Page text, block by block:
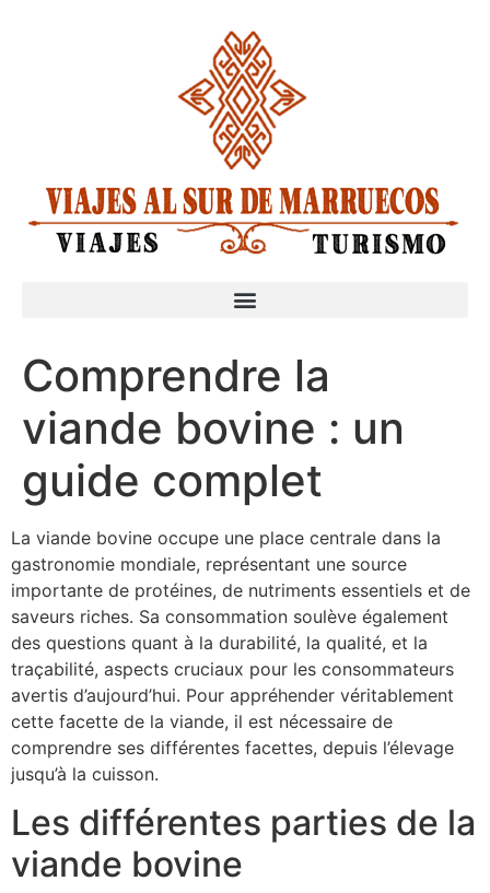
Comprendre la
viande bovine : un
guide complet
La viande bovine occupe une place centrale dans la
gastronomie mondiale, représentant une source
importante de protéines, de nutriments essentiels et de
saveurs riches. Sa consommation soulève également
des questions quant à la durabilité, la qualité, et la
traçabilité, aspects cruciaux pour les consommateurs
avertis d’aujourd’hui. Pour appréhender véritablement
cette facette de la viande, il est nécessaire de
comprendre ses différentes facettes, depuis l’élevage
jusqu’à la cuisson.
Les différentes parties de la
viande bovine